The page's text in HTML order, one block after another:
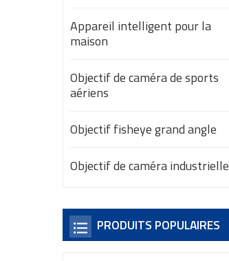
Appareil intelligent pour la
maison
Objectif de caméra de sports
aériens
Objectif fisheye grand angle
Objectif de caméra industrielle
PRODUITS POPULAIRES